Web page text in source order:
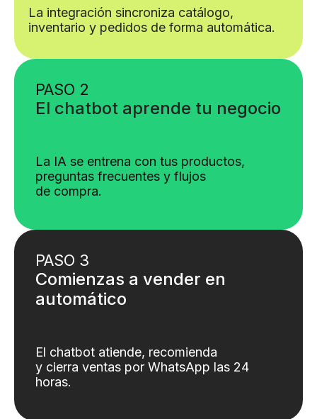
La integración sincroniza catálogo,
inventario y pedidos de forma automática.
PASO 2
El chatbot aprende tu negocio
La IA se entrena con tus productos,
preguntas frecuentes y flujos
de compra.
PASO 3
Comienzas a vender en
automático
El chatbot atiende, recomienda
y cierra ventas por WhatsApp las 24
horas.